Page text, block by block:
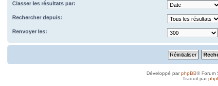
Classer les résultats par:
Rechercher depuis:
Renvoyer les:
Développé parphpBB® Forum
Traduit par